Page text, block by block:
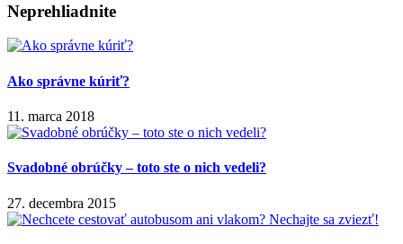
Neprehliadnite
Ako správne kúriť?
11. marca 2018
Svadobné obrúčky – toto ste o nich vedeli?
27. decembra 2015